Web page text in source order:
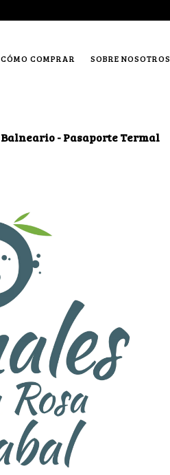
CÓMO COMPRAR SOBRE NOSOTROS
Balneario - Pasaporte Termal